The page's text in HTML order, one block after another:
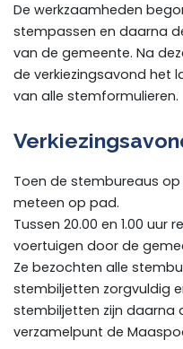
De werkzaamheden
stempassen en daarna
van de gemeente. Na
de verkiezingsavond het
van alle stemformulieren.
Toen de stembureaus
meteen op pad.
Tussen 20.00 en 1.00 uur
voertuigen door de
Ze bezochten alle
stembiljetten zorgvuldig
stembiljetten zijn daarna
verzamelpunt de